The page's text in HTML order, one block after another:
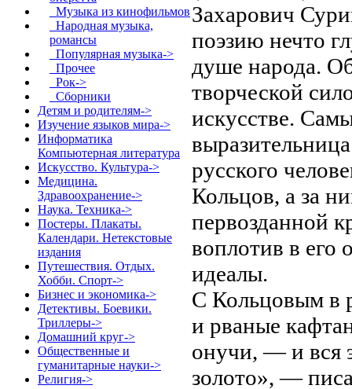
Музыка из кинофильмов
Народная музыка,
романсы
Популярная музыка->
Прочее
Рок->
Сборники
Детям и родителям->
Изучение языков мира->
Информатика
Компьютерная литература
Искусство. Культура->
Медицина.
Здравоохранение->
Наука. Техника->
Постеры. Плакаты.
Календари. Нетекстовые
издания
Путешествия. Отдых.
Хобби. Спорт->
Бизнес и экономика->
Детективы. Боевики.
Триллеры->
Домашний круг->
Общественные и
гуманитарные науки->
Религия->
Захарович
поэзию нечто
душе народа.
творческой
искусстве.
русского
Кольцов, а за
первозданной
воплотив в его
идеалы.
С Кольцовым в
и рваные
онучи, — и вся
золото», —